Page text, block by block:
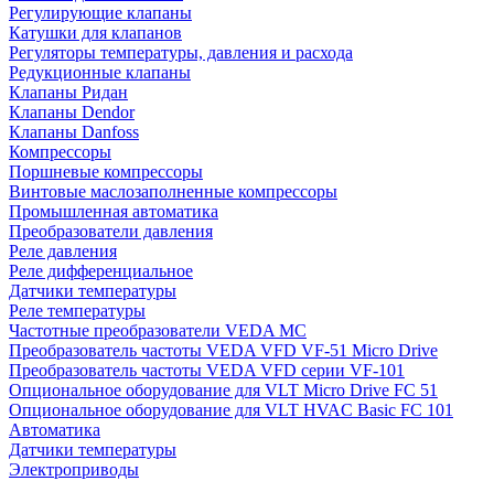
Регулирующие клапаны
Катушки для клапанов
Регуляторы температуры, давления и расхода
Редукционные клапаны
Клапаны Ридан
Клапаны Dendor
Клапаны Danfoss
Компрессоры
Поршневые компрессоры
Винтовые маслозаполненные компрессоры
Промышленная автоматика
Преобразователи давления
Реле давления
Реле дифференциальное
Датчики температуры
Реле температуры
Частотные преобразователи VEDA MC
Преобразователь частоты VEDA VFD VF-51 Micro Drive
Преобразователь частоты VEDA VFD серии VF-101
Опциональное оборудование для VLT Micro Drive FC 51
Опциональное оборудование для VLT HVAC Basic FC 101
Автоматика
Датчики температуры
Электроприводы